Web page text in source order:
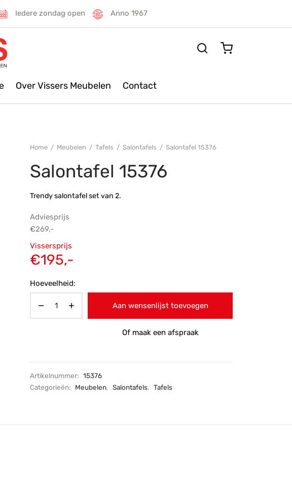
Iedere zondag open Anno 1967
Over Vissers Meubelen Contact
Home / Meubelen / Tafels / Salontafels / Salontafel 15376
Salontafel 15376
Trendy salontafel set van 2.
Adviesprijs
€269,-
Oorspronkelijke
prijs was:
Vissersprijs
€195,-
€195,-.
Hoeveelheid:
Aan wensenlijst toevoegen
Of maak een afspraak
Artikelnummer: 15376
Categorieën:
Meubelen, Salontafels, Tafels